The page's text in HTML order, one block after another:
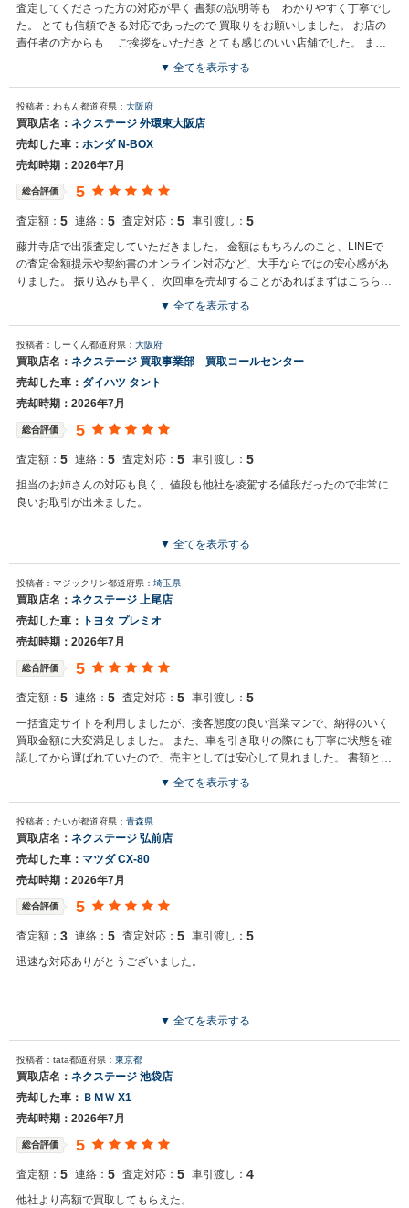
査定してくださった方の対応が早く 書類の説明等も わかりやすく丁寧でし
た。 とても信頼できる対応であったので 買取りをお願いしました。 お店の
責任者の方からも ご挨拶をいただき とても感じのいい店舗でした。 また
▼ 全てを表示する
投稿者：わもん都道府県： 大阪府
買取店名： ネクステージ 外環東大阪店
売却した車： ホンダ N-BOX
売却時期：2026年7月
総合評価 5
査定額： 5 連絡： 5 査定対応： 5 車引渡し： 5
藤井寺店で出張査定していただきました。 金額はもちろんのこと、LINEで
の査定金額提示や契約書のオンライン対応など、大手ならではの安心感があ
りました。 振り込みも早く、次回車を売却することがあればまずはこちらで
▼ 全てを表示する
投稿者：しーくん都道府県： 大阪府
買取店名： ネクステージ 買取事業部 買取コールセンター
売却した車： ダイハツ タント
売却時期：2026年7月
総合評価 5
査定額： 5 連絡： 5 査定対応： 5 車引渡し： 5
担当のお姉さんの対応も良く、値段も他社を凌駕する値段だったので非常に
良いお取引が出来ました。
▼ 全てを表示する
投稿者：マジックリン都道府県： 埼玉県
買取店名： ネクステージ 上尾店
売却した車：
トヨタ プレミオ
売却時期：2026年7月
総合評価 5
査定額： 5 連絡： 5 査定対応： 5 車引渡し： 5
一括査定サイトを利用しましたが、接客態度の良い営業マンで、納得のいく
買取金額に大変満足しました。 また、車を引き取りの際にも丁寧に状態を確
認してから運ばれていたので、売主としては安心して見れました。 書類と車
両の確認が取れて入金の連絡を受けた後にも店舗の責任者からも御礼の連絡
▼ 全てを表示する
投稿者：たいが都道府県： 青森県
買取店名： ネクステージ 弘前店
売却した車： マツダ CX-80
売却時期：2026年7月
総合評価 5
査定額： 3 連絡： 5 査定対応： 5 車引渡し： 5
迅速な対応ありがとうございました。
▼ 全てを表示する
投稿者：tata都道府県： 東京都
買取店名： ネクステージ 池袋店
売却した車： ＢＭＷ X1
売却時期：2026年7月
総合評価 5
査定額： 5 連絡： 5 査定対応： 5 車引渡し： 4
他社より高額で買取してもらえた。